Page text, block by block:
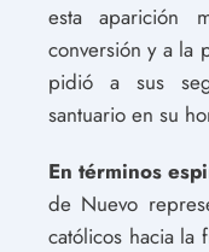
esta aparición
conversión y a la
pidió a sus
santuario en su
En términos
de Nuevo
católicos hacia la